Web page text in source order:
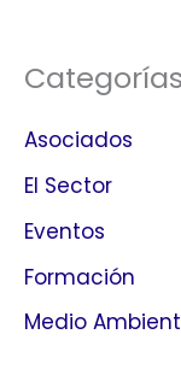
Categorías
Asociados
El Sector
Eventos
Formación
Medio